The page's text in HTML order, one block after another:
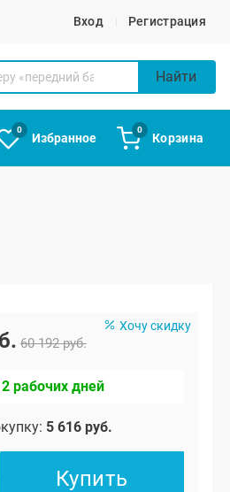
Вход Регистрация
Найти
0
Избранное
0
Корзина
Хочу скидку
60 192 руб.
рабочих дней
5 616 руб.
Купить